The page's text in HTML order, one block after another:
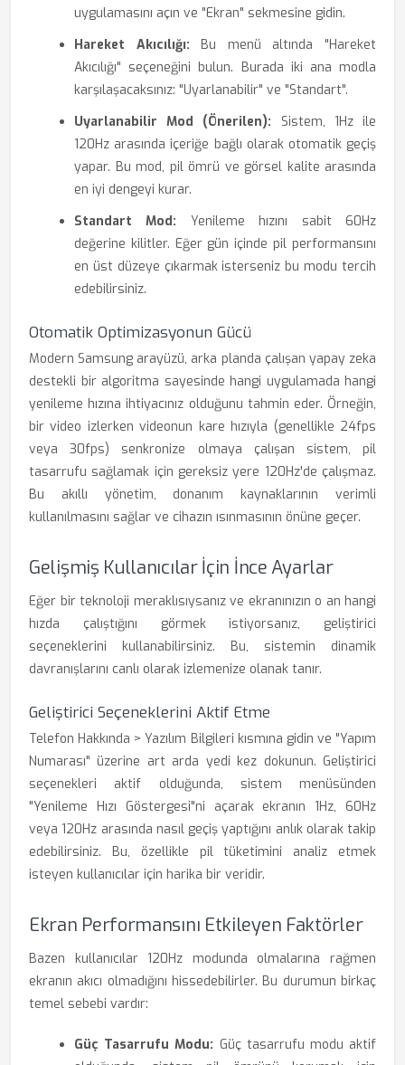
uygulamasını açın ve "Ekran" sekmesine gidin.
Hareket Akıcılığı: Bu menü altında "Hareket
Akıcılığı" seçeneğini bulun. Burada iki ana modla
karşılaşacaksınız: "Uyarlanabilir" ve "Standart".
Uyarlanabilir Mod (Önerilen): Sistem, 1Hz ile
120Hz arasında içeriğe bağlı olarak otomatik geçiş
yapar. Bu mod, pil ömrü ve görsel kalite arasında
en iyi dengeyi kurar.
Standart Mod: Yenileme hızını sabit 60Hz
değerine kilitler. Eğer gün içinde pil performansını
en üst düzeye çıkarmak isterseniz bu modu tercih
edebilirsiniz.
Otomatik Optimizasyonun Gücü
Modern Samsung arayüzü, arka planda çalışan yapay zeka
destekli bir algoritma sayesinde hangi uygulamada hangi
yenileme hızına ihtiyacınız olduğunu tahmin eder. Örneğin,
bir video izlerken videonun kare hızıyla (genellikle 24fps
veya 30fps) senkronize olmaya çalışan sistem, pil
tasarrufu sağlamak için gereksiz yere 120Hz'de çalışmaz.
Bu akıllı yönetim, donanım kaynaklarının verimli
kullanılmasını sağlar ve cihazın ısınmasının önüne geçer.
Gelişmiş Kullanıcılar İçin İnce Ayarlar
Eğer bir teknoloji meraklısıysanız ve ekranınızın o an hangi
hızda çalıştığını görmek istiyorsanız, geliştirici
seçeneklerini kullanabilirsiniz. Bu, sistemin dinamik
davranışlarını canlı olarak izlemenize olanak tanır.
Geliştirici Seçeneklerini Aktif Etme
Telefon Hakkında > Yazılım Bilgileri kısmına gidin ve "Yapım
Numarası" üzerine art arda yedi kez dokunun. Geliştirici
seçenekleri aktif olduğunda, sistem menüsünden
"Yenileme Hızı Göstergesi"ni açarak ekranın 1Hz, 60Hz
veya 120Hz arasında nasıl geçiş yaptığını anlık olarak takip
edebilirsiniz. Bu, özellikle pil tüketimini analiz etmek
isteyen kullanıcılar için harika bir veridir.
Ekran Performansını Etkileyen Faktörler
Bazen kullanıcılar 120Hz modunda olmalarına rağmen
ekranın akıcı olmadığını hissedebilirler. Bu durumun birkaç
temel sebebi vardır:
Güç Tasarrufu Modu: Güç tasarrufu modu aktif